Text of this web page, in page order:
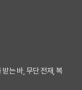
는 바, 무단 전재, 복